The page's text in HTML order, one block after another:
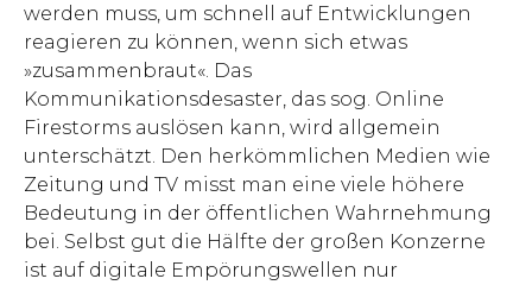
werden muss, um schnell auf Entwicklungen
reagieren zu können, wenn sich etwas
»zusammenbraut«. Das
Kommunikationsdesaster, das sog. Online
Firestorms auslösen kann, wird allgemein
unterschätzt. Den herkömmlichen Medien wie
Zeitung und TV misst man eine viele höhere
Bedeutung in der öffentlichen Wahrnehmung
bei. Selbst gut die Hälfte der großen Konzerne
ist auf digitale Empörungswellen nur